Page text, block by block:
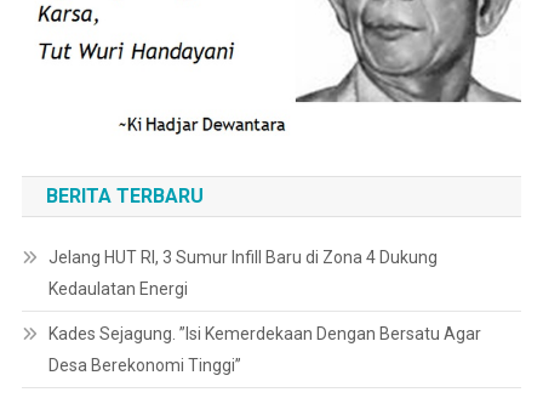
BERITA TERBARU
Jelang HUT RI, 3 Sumur Infill Baru di Zona 4 Dukung
Kedaulatan Energi
Kades Sejagung. ”Isi Kemerdekaan Dengan Bersatu Agar
Desa Berekonomi Tinggi”